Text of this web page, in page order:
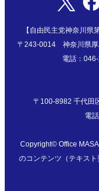
【自由民主党神奈川県
〒243-0014 神奈川県厚
電話：
〒100-8982 千代田
電
Copyright© Office
のコンテンツ（テキス